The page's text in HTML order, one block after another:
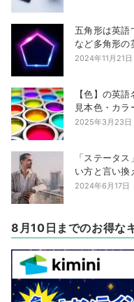
五角形は英
など多角形の
2024年11月21日
【色】の英
見本色・カラ
2025年3月23日
「ステータ
い方と言い換
2024年6月17日
8月10日までのお得な